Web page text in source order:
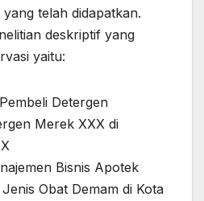
telah didapatkan.
deskriptif yang
yaitu:
Detergen
Merek XXX di
Bisnis Apotek
Obat Demam di Kota